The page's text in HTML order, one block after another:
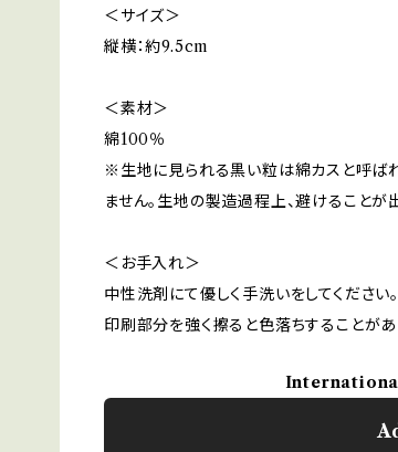
＜サイズ＞
縦横：約9.5cm
＜素材＞
綿100％
※生地に見られる黒い粒は綿カスと呼ば
ません。生地の製造過程上、避けることが
＜お手入れ＞
中性洗剤にて優しく手洗いをしてください。
印刷部分を強く擦ると色落ちすることがあ